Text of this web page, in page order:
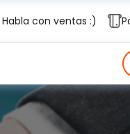
Habla con ventas :)